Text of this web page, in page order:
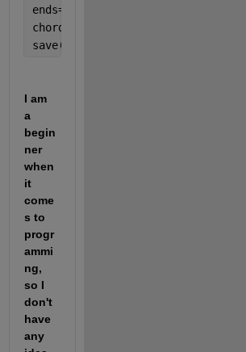
ends=input(
chords(N).end_sec=(60/BPM)*4*ends;
save(
I am
a
begin
ner
when
it
come
s to
progr
ammi
ng,
so I
don't
have
any